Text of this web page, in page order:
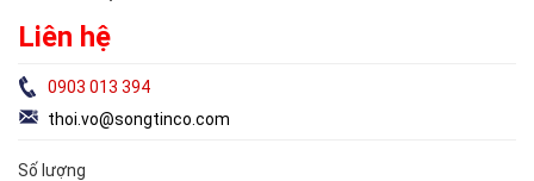
Liên hệ
0903 013 394
thoi.vo@songtinco.com
Số lượng